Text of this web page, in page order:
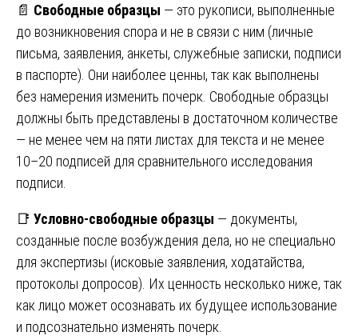
📄 Свободные образцы — это рукописи, выполненные
до возникновения спора и не в связи с ним (личные
письма, заявления, анкеты, служебные записки, подписи
в паспорте). Они наиболее ценны, так как выполнены
без намерения изменить почерк. Свободные образцы
должны быть представлены в достаточном количестве
— не менее чем на пяти листах для текста и не менее
10–20 подписей для сравнительного исследования
подписи.
📑 Условно-свободные образцы — документы,
созданные после возбуждения дела, но не специально
для экспертизы (исковые заявления, ходатайства,
протоколы допросов). Их ценность несколько ниже, так
как лицо может осознавать их будущее использование
и подсознательно изменять почерк.